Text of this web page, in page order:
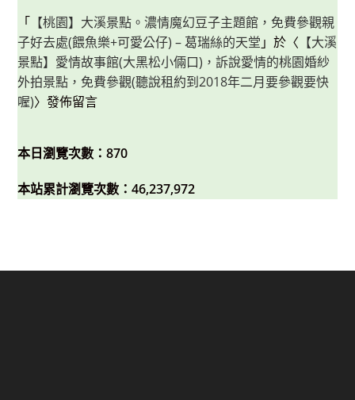
「 【桃園】大溪景點。濃情魔幻豆子主題館，免費參觀親
子好去處(餵魚樂+可愛公仔) – 葛瑞絲的天堂 」於〈 【大溪
景點】愛情故事館(大黑松小倆口)，訴說愛情的桃園婚紗
外拍景點，免費參觀(聽說租約到2018年二月要參觀要快
喔)〉發佈留言
本日瀏覽次數：870
本站累計瀏覽次數：46,237,972